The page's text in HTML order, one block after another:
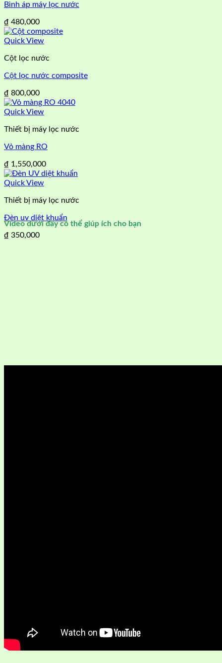
Bình áp máy lọc nước
₫ 480,000
Quick View
Cột lọc nước
Cột lọc nước composite
₫ 800,000
Quick View
Thiết bị máy lọc nước
Vỏ màng RO
₫ 1,550,000
Quick View
Thiết bị máy lọc nước
Đèn uv diệt khuẩn
₫ 350,000
Video dưới đây có thể giúp ích cho bạn